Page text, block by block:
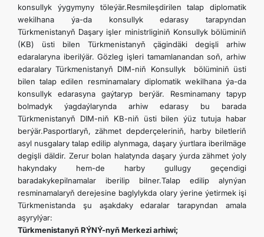
konsullyk ýygymyny töleýär.Resmileşdirilen talap diplomatik
wekilhana ýa-da konsullyk edarasy tarapyndan
Türkmenistanyň Daşary işler ministrliginiň Konsullyk bölüminiň
(KB) üsti bilen Türkmenistanyň çägindäki degişli arhiw
edaralaryna iberilýär. Gözleg işleri tamamlanandan soň, arhiw
edaralary Türkmenistanyň DIM-niň Konsullyk bölüminiň üsti
bilen talap edilen resminamalary diplomatik wekilhana ýa-da
konsullyk edarasyna gaýtaryp berýär. Resminamany tapyp
bolmadyk ýagdaýlarynda arhiw edarasy bu barada
Türkmenistanyň DIM-niň KB-niň üsti bilen ýüz tutuja habar
berýär.Pasportlaryň, zähmet depderçeleriniň, harby biletleriň
asyl nusgalary talap edilip alynmaga, daşary ýurtlara iberilmäge
degişli däldir. Zerur bolan halatynda daşary ýurda zähmet ýoly
hakyndaky hem-de harby gullugy geçendigi
baradakykepilnamalar iberilip bilner.Talap edilip alynýan
resminamalaryň derejesine baglylykda olary ýerine ýetirmek işi
Türkmenistanda şu aşakdaky edaralar tarapyndan amala
aşyrylýar:
Türkmenistanyň RÝNÝ-nyň Merkezi arhiwi;